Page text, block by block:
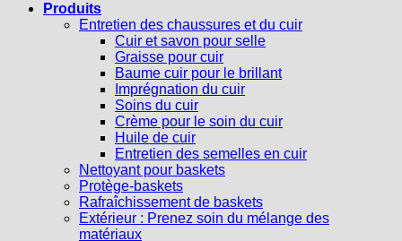
Produits
Entretien des chaussures et du cuir
Cuir et savon pour selle
Graisse pour cuir
Baume cuir pour le brillant
Imprégnation du cuir
Soins du cuir
Crème pour le soin du cuir
Huile de cuir
Entretien des semelles en cuir
Nettoyant pour baskets
Protège-baskets
Rafraîchissement de baskets
Extérieur : Prenez soin du mélange des
matériaux